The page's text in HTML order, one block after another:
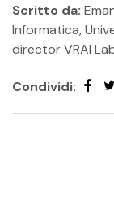
Scritto da:
Informatica,
director VRAI
Condividi: